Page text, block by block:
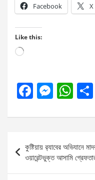
Facebook X
Like this:
Loading…
F
ce
b
o
o
M
se
g
er
W
at
A
p
Post
navigation
কুষ্টিয়ায় র‌্যাবের অভিযানে
ওয়ারেন্টভুক্ত আসামি